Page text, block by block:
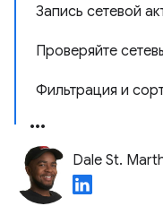
Запись сетевой
Проверяйте
Фильтрация и
Dale St.